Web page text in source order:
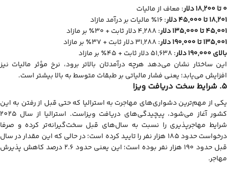
۰ تا ۱۸,۲۰۰ دلار
: معاف از مالیات
۱۸,۲۰۱ تا ۴۵,۰۰۰ دلار
: ۱۶٪ مالیات بر درآمد مازاد
۴۵,۰۰۱ تا ۱۳۵,۰۰۰ دلار
: ۴,۲۸۸ دلار ثابت + ۳۰٪ بر مازاد
۱۳۵,۰۰۱ تا ۱۹۰,۰۰۰ دلار
: ۳۱,۲۸۸ دلار ثابت + ۳۷٪ بر مازاد
بالای ۱۹۰,۰۰۰ دلار
: ۵۱,۶۳۸ دلار ثابت + ۴۵٪ بر مازاد
این ساختار نشان می‌دهد هرچه درآمدتان بالاتر برود، نرخ مؤثر مالیات نیز
افزایش می‌یابد؛ یعنی فشار مالیاتی بر طبقات متوسط به بالا بیشتر است.
5. شرایط سخت دریافت ویزا
یکی از مهم‌ترین دشواری‌های مهاجرت به استرالیا که حتی قبل از رفتن به این
کشور آغاز می‌شود، پیچیدگی‌های دریافت ویزاست. استرالیا از سال 2025
شرایط مهاجرپذیری را نسبت به سال‌های قبل سخت‌گیرانه‌تر کرده و صرفا
درخواست حدود 185 هزار نفر را تایید کرده است؛ در حالی که این مقدار در سال
قبل حدود 190 هزار نفر بوده است؛ این یعنی حدود 2.6 درصد کاهش پذیرش
مهاجر.